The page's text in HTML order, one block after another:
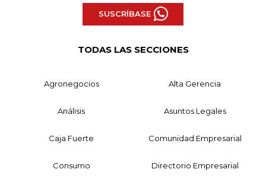
SUSCRÍBASE
TODAS LAS SECCIONES
Agronegocios Alta Gerencia
Análisis Asuntos Legales
Caja Fuerte Comunidad Empresarial
Consumo Directorio Empresarial